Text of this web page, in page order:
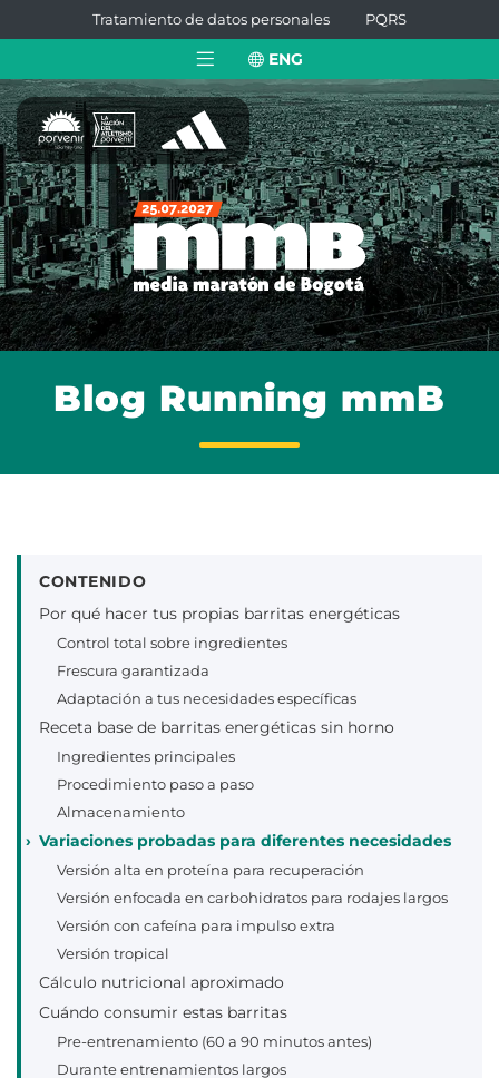
Tratamiento de datos personales PQRS
ENG
Blog Running mmB
CONTENIDO
Por qué hacer tus propias barritas energéticas
Control total sobre ingredientes
Frescura garantizada
Adaptación a tus necesidades específicas
Receta base de barritas energéticas sin horno
Ingredientes principales
Procedimiento paso a paso
Almacenamiento
Variaciones probadas para diferentes necesidades
Versión alta en proteína para recuperación
Versión enfocada en carbohidratos para rodajes largos
Versión con cafeína para impulso extra
Versión tropical
Cálculo nutricional aproximado
Cuándo consumir estas barritas
Pre-entrenamiento (60 a 90 minutos antes)
Durante entrenamientos largos